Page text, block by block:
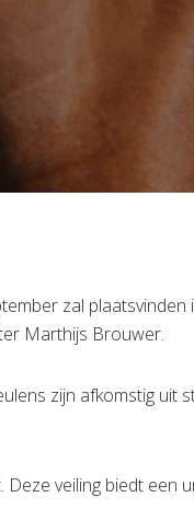
zal
Marthijs Brouwer.
zijn afkomstig uit
veiling biedt een